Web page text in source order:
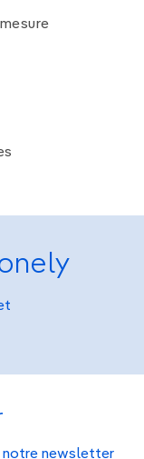
notre newsletter